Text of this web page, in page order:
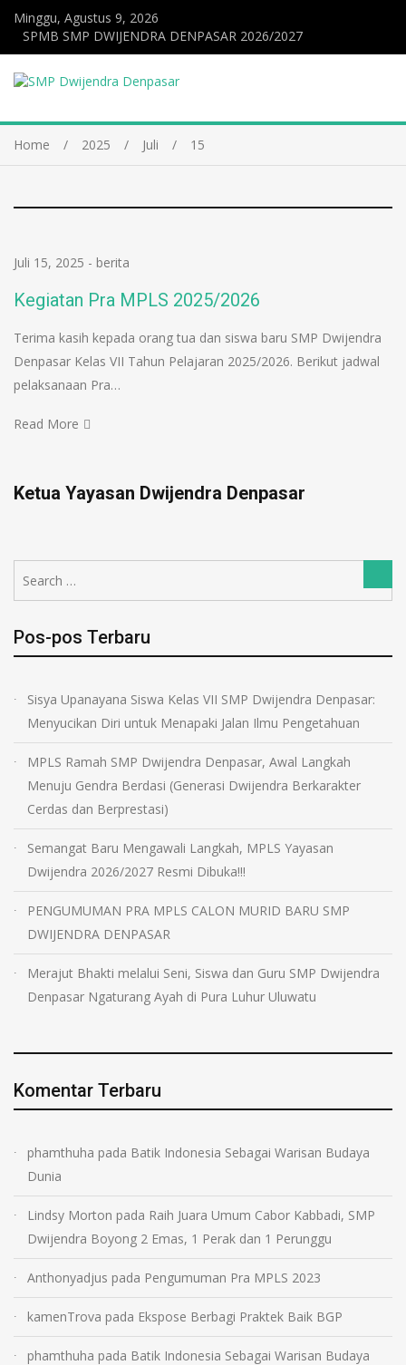
Minggu, Agustus 9, 2026
SPMB SMP DWIJENDRA DENPASAR 2026/2027
Home 2025 Juli 15
Juli 15, 2025 - berita
Kegiatan Pra MPLS 2025/2026
Terima kasih kepada orang tua dan siswa baru SMP Dwijendra
Denpasar Kelas VII Tahun Pelajaran 2025/2026. Berikut jadwal
pelaksanaan Pra…
Read More
Ketua Yayasan Dwijendra Denpasar
for:
Pos-pos Terbaru
Sisya Upanayana Siswa Kelas VII SMP Dwijendra Denpasar:
Menyucikan Diri untuk Menapaki Jalan Ilmu Pengetahuan
MPLS Ramah SMP Dwijendra Denpasar, Awal Langkah
Menuju Gendra Berdasi (Generasi Dwijendra Berkarakter
Cerdas dan Berprestasi)
Semangat Baru Mengawali Langkah, MPLS Yayasan
Dwijendra 2026/2027 Resmi Dibuka!!!
PENGUMUMAN PRA MPLS CALON MURID BARU SMP
DWIJENDRA DENPASAR
Merajut Bhakti melalui Seni, Siswa dan Guru SMP Dwijendra
Denpasar Ngaturang Ayah di Pura Luhur Uluwatu
Komentar Terbaru
phamthuha pada Batik Indonesia Sebagai Warisan Budaya
Dunia
Lindsy Morton pada Raih Juara Umum Cabor Kabbadi, SMP
Dwijendra Boyong 2 Emas, 1 Perak dan 1 Perunggu
Anthonyadjus pada Pengumuman Pra MPLS 2023
kamenTrova pada Ekspose Berbagi Praktek Baik BGP
phamthuha pada Batik Indonesia Sebagai Warisan Budaya